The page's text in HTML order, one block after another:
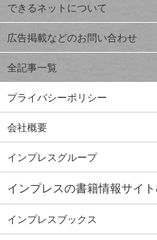
close
閉じ
る
Excel Q&A
トイアンナ流仕
事術
PowerAutomate
ではじめる業務
の完全自動化
AI議事録作成術
Windows 11
Q&A
Teams踏み込み
活用術
Excel講師の仕事
できるネットについて
広告掲載などのお問い合わせ
全記事一覧
プライバシーポリシー
会社概要
インプレスグループ
インプレスの書籍情報サイ
インプレスブックス